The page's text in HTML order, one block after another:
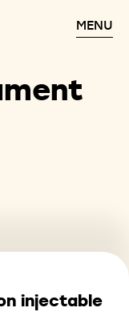
MENU
injectable